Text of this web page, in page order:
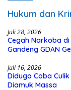
Hukum dan
Juli 28, 2026
Cegah Narkoba di
Gandeng GDAN
Juli 16, 2026
Diduga Coba
Diamuk Massa